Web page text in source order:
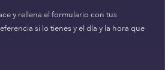
y rellena el formulario con tus
si lo tienes y el día y la hora que